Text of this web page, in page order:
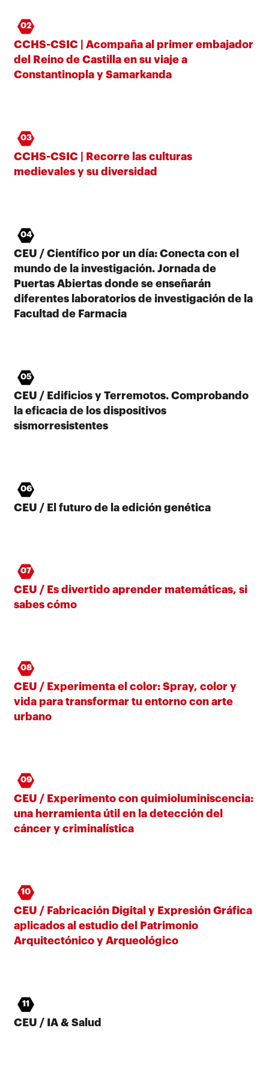
02
CCHS-CSIC | Acompaña al primer embajador
del Reino de Castilla en su viaje a
Constantinopla y Samarkanda
03
CCHS-CSIC | Recorre las culturas
medievales y su diversidad
04
CEU / Científico por un día: Conecta con el
mundo de la investigación. Jornada de
Puertas Abiertas donde se enseñarán
diferentes laboratorios de investigación de la
Facultad de Farmacia
05
CEU / Edificios y Terremotos. Comprobando
la eficacia de los dispositivos
sismorresistentes
06
CEU / El futuro de la edición genética
07
CEU / Es divertido aprender matemáticas, si
sabes cómo
08
CEU / Experimenta el color: Spray, color y
vida para transformar tu entorno con arte
urbano
09
CEU / Experimento con quimioluminiscencia:
una herramienta útil en la detección del
cáncer y criminalística
10
CEU / Fabricación Digital y Expresión Gráfica
aplicados al estudio del Patrimonio
Arquitectónico y Arqueológico
11
CEU / IA & Salud